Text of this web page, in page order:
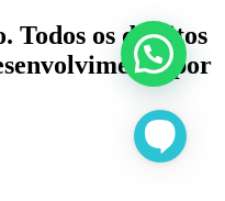
Todos os direitos
por